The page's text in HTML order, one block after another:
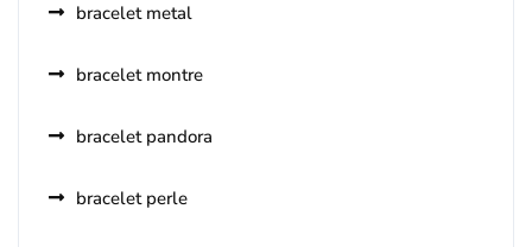
bracelet metal
bracelet montre
bracelet pandora
bracelet perle